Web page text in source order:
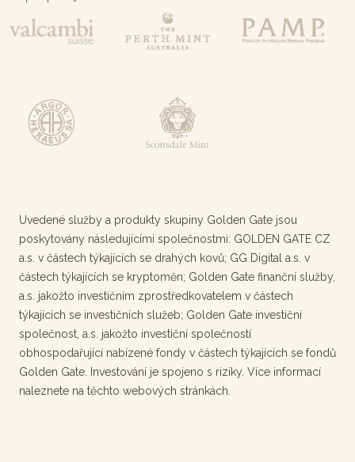
Uvedené služby a produkty skupiny Golden Gate jsou
poskytovány následujícími společnostmi: GOLDEN GATE CZ
a.s. v částech týkajících se drahých kovů; GG Digital a.s. v
částech týkajících se kryptoměn; Golden Gate finanční služby,
a.s. jakožto investičním zprostředkovatelem v částech
týkajících se investičních služeb; Golden Gate investiční
společnost, a.s. jakožto investiční společností
obhospodařující nabízené fondy v částech týkajících se fondů
Golden Gate. Investování je spojeno s riziky. Více informací
naleznete na těchto webových stránkách.